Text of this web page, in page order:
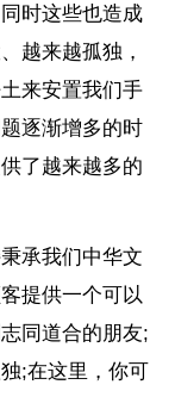
时这些也造成
越来越孤独，
来安置我们手
逐渐增多的时
了越来越多的
承我们中华文
提供一个可以
同道合的朋友;
;在这里，你可